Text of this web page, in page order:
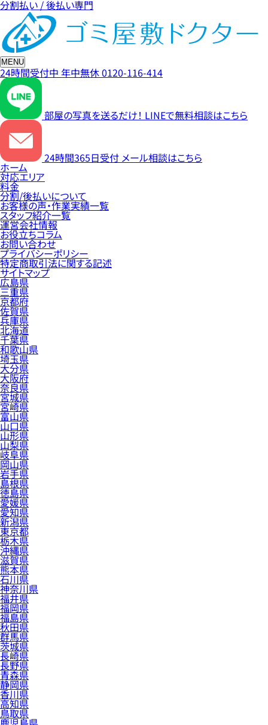
分割払い / 後払い専門
MENU
24時間受付中 年中無休0120-116-414
部屋の写真を送るだけ！ LINEで無料相談はこちら
24時間365日受付 メール相談はこちら
ホーム
対応エリア
料金
分割/後払いについて
お客様の声・作業実績一覧
スタッフ紹介一覧
運営会社情報
お役立ちコラム
お問い合わせ
プライバシーポリシー
特定商取引法に関する記述
サイトマップ
広島県
三重県
京都府
佐賀県
兵庫県
北海道
千葉県
和歌山県
埼玉県
大分県
大阪府
奈良県
宮城県
宮崎県
富山県
山口県
山形県
山梨県
岐阜県
岡山県
岩手県
島根県
徳島県
愛媛県
愛知県
新潟県
東京都
栃木県
沖縄県
滋賀県
熊本県
石川県
神奈川県
福井県
福岡県
福島県
秋田県
群馬県
茨城県
長崎県
長野県
青森県
静岡県
香川県
高知県
鳥取県